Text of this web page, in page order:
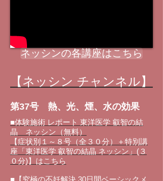
ネッシンの各講座はこちら
【ネッシン チャンネル】
第37号 熱、光、煙、水の効果
■体験施術 レポート 東洋医学 叡智の結
晶 ネッシン（無料）
【症状別１～８号（全３０分）＋特別講
座「東洋医学 叡智の結晶 ネッシン」(３
０分)】はこちら
■【究極の不妊解決 30日間ベーシックメ